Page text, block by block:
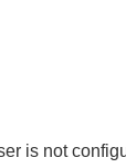
is not